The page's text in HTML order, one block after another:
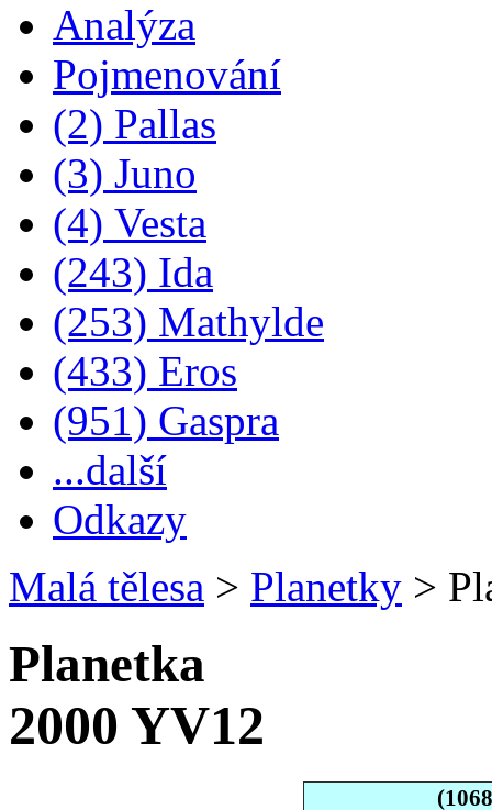
Analýza
Pojmenování
(2) Pallas
(3) Juno
(4) Vesta
(243) Ida
(253) Mathylde
(433) Eros
(951) Gaspra
...další
Odkazy
Malá tělesa > Planetky >
Planetka
2000 YV12